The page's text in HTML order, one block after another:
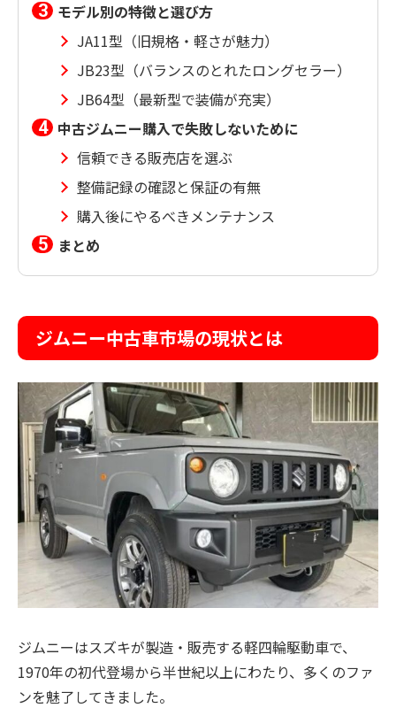
モデル別の特徴と選び方
JA11型（旧規格・軽さが魅力）
JB23型（バランスのとれたロングセラー）
JB64型（最新型で装備が充実）
中古ジムニー購入で失敗しないために
信頼できる販売店を選ぶ
整備記録の確認と保証の有無
購入後にやるべきメンテナンス
まとめ
ジムニー中古車市場の現状とは
ジムニーはスズキが製造・販売する軽四輪駆動車で、
1970年の初代登場から半世紀以上にわたり、多くのファ
ンを魅了してきました。